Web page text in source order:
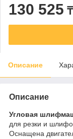
130 525 ₸
Описание
Описание
Угловая
для резки и
Оснащена